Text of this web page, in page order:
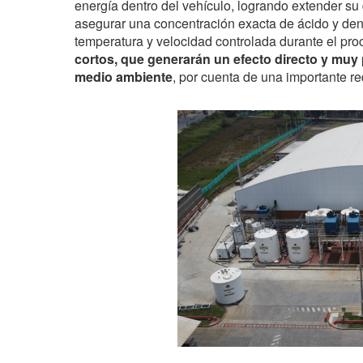
energía dentro del vehículo, logrando extender
asegurar una concentración exacta de ácido y
temperatura y velocidad controlada durante el
cortos, que generarán un efecto directo y
medio ambiente, por cuenta de una importante